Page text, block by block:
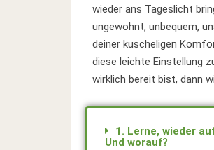
wieder ans Tageslicht
ungewohnt, unbequem,
deiner kuscheligen
diese leichte Einstellung
wirklich bereit bist, dann
1. Lerne, wieder
Und worauf?